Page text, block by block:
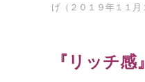
げ（２０１９年１１月
『リッチ感』